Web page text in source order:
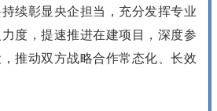
续彰显央企担当，充分发挥专业
度，提速推进在建项目，深度参
推动双方战略合作常态化、长效